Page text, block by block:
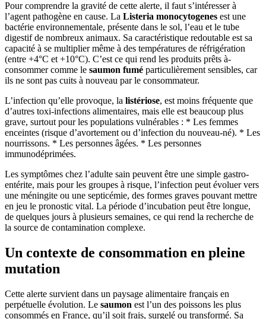
Pour comprendre la gravité de cette alerte, il faut s’intéresser à
l’agent pathogène en cause. La Listeria monocytogenes est une
bactérie environnementale, présente dans le sol, l’eau et le tube
digestif de nombreux animaux. Sa caractéristique redoutable est sa
capacité à se multiplier même à des températures de réfrigération
(entre +4°C et +10°C). C’est ce qui rend les produits prêts à-
consommer comme le saumon fumé particulièrement sensibles, car
ils ne sont pas cuits à nouveau par le consommateur.
L’infection qu’elle provoque, la listériose, est moins fréquente que
d’autres toxi-infections alimentaires, mais elle est beaucoup plus
grave, surtout pour les populations vulnérables : * Les femmes
enceintes (risque d’avortement ou d’infection du nouveau-né). * Les
nourrissons. * Les personnes âgées. * Les personnes
immunodéprimées.
Les symptômes chez l’adulte sain peuvent être une simple gastro-
entérite, mais pour les groupes à risque, l’infection peut évoluer vers
une méningite ou une septicémie, des formes graves pouvant mettre
en jeu le pronostic vital. La période d’incubation peut être longue,
de quelques jours à plusieurs semaines, ce qui rend la recherche de
la source de contamination complexe.
Un contexte de consommation en pleine
mutation
Cette alerte survient dans un paysage alimentaire français en
perpétuelle évolution. Le saumon est l’un des poissons les plus
consommés en France, qu’il soit frais, surgelé ou transformé. Sa